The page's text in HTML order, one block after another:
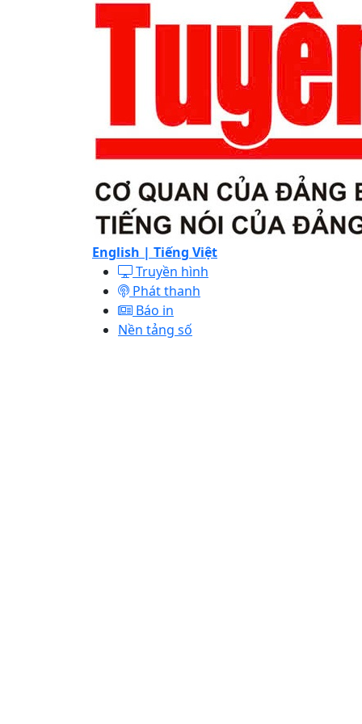
English | Tiếng Việt
Truyền hình
Phát thanh
Báo in
Nền tảng số